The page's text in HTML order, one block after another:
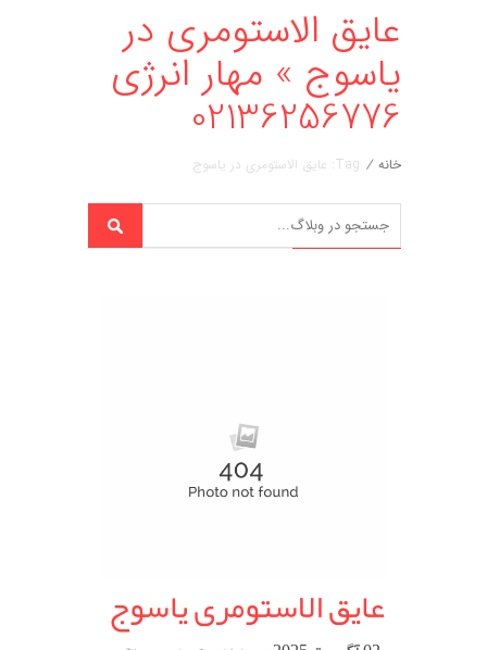
عایق الاستومری در
یاسوج » مهار انرژی
02136256776
خانه / Tag: عایق الاستومری در یاسوج
عایق الاستومری یاسوج